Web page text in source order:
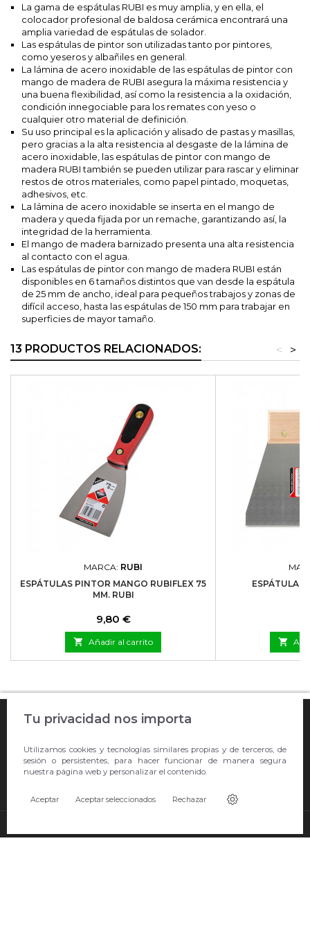
Tu privacidad nos importa
Utilizamos cookies y tecnologías similares propias y de terceros, de
sesión o persistentes, para hacer funcionar de manera segura
nuestra página web y personalizar el contenido.
Aceptar Aceptar seleccionados Rechazar
La gama de espátulas RUBI es muy amplia, y en ella, el
colocador profesional de baldosa cerámica encontrará una
amplia variedad de espátulas de solador.
Las espátulas de pintor son utilizadas tanto por pintores,
como yeseros y albañiles en general.
La lámina de acero inoxidable de las espátulas de pintor con
mango de madera de RUBI asegura la máxima resistencia y
una buena flexibilidad, así como la resistencia a la oxidación,
condición innegociable para los remates con yeso o
cualquier otro material de definición.
Su uso principal es la aplicación y alisado de pastas y masillas,
pero gracias a la alta resistencia al desgaste de la lámina de
acero inoxidable, las espátulas de pintor con mango de
madera RUBI también se pueden utilizar para rascar y eliminar
restos de otros materiales, como papel pintado, moquetas,
adhesivos, etc.
La lámina de acero inoxidable se inserta en el mango de
madera y queda fijada por un remache, garantizando así, la
integridad de la herramienta.
El mango de madera barnizado presenta una alta resistencia
al contacto con el agua.
Las espátulas de pintor con mango de madera RUBI están
disponibles en 6 tamaños distintos que van desde la espátula
de 25 mm de ancho, ideal para pequeños trabajos y zonas de
difícil acceso, hasta las espátulas de 150 mm para trabajar en
superficies de mayor tamaño.
13 PRODUCTOS RELACIONADOS: >
<
MARCA: RUBI
ESPÁTULAS PINTOR MANGO RUBIFLEX 75
MM. RUBI
Precio
9,80 €
 Añadir al carrito
ESPÁTULA

COMPRA ONLINE
EMPRESA 